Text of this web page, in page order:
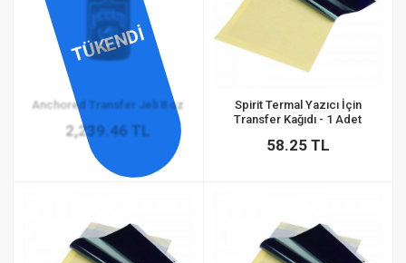
TÜKENDİ
Anchored Transfer Jeli 8 oz
2,239.46 TL
Spirit Termal Yazıcı İçin
Transfer Kağıdı - 1 Adet
58.25 TL